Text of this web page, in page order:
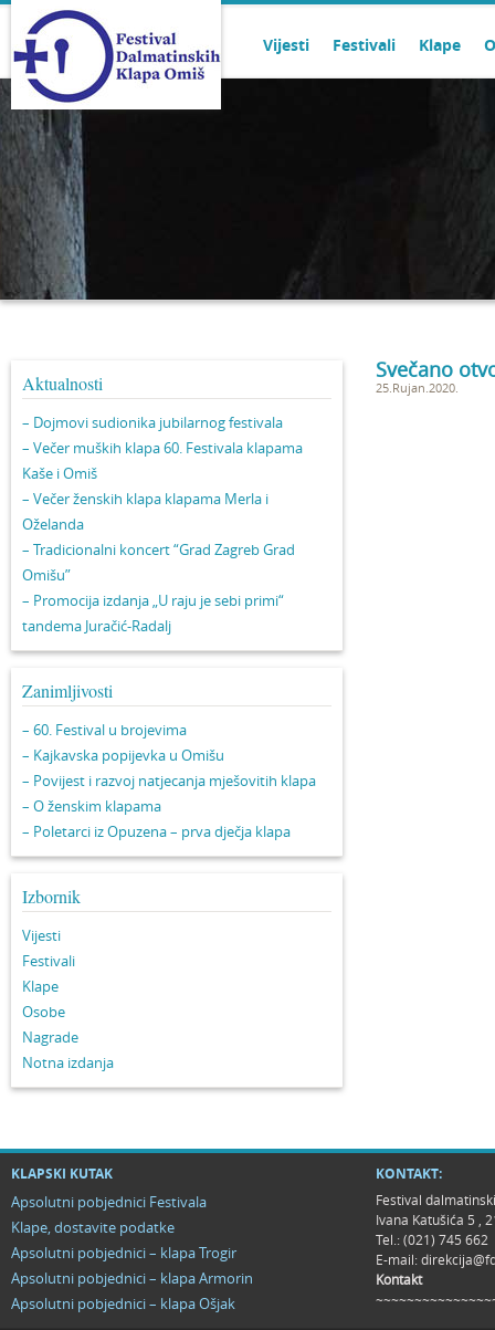
Vijesti Festivali Klape
Aktualnosti
– Dojmovi sudionika jubilarnog festivala
– Večer muških klapa 60. Festivala klapama
Kaše i Omiš
– Večer ženskih klapa klapama Merla i
Oželanda
– Tradicionalni koncert “Grad Zagreb Grad
Omišu”
– Promocija izdanja „U raju je sebi primi“
tandema Juračić-Radalj
Zanimljivosti
– 60. Festival u brojevima
– Kajkavska popijevka u Omišu
– Povijest i razvoj natjecanja mješovitih klapa
– O ženskim klapama
– Poletarci iz Opuzena – prva dječja klapa
Izbornik
Vijesti
Festivali
Klape
Osobe
Nagrade
Notna izdanja
Svečano
25.Rujan.2020.
KLAPSKI KUTAK
Apsolutni pobjednici Festivala
Klape, dostavite podatke
Apsolutni pobjednici – klapa Trogir
Apsolutni pobjednici – klapa Armorin
Apsolutni pobjednici – klapa Ošjak
KONTAKT:
Festival
Ivana Katušića 5 ,
Tel.: (021) 745 662
E-mail:
Kontakt